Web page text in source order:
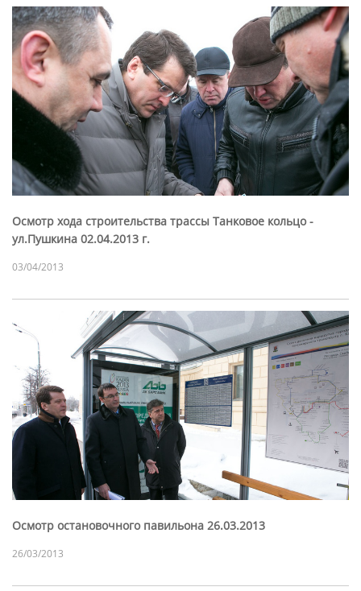
Осмотр хода строительства трассы Танковое кольцо -
ул.Пушкина 02.04.2013 г.
03/04/2013
Осмотр остановочного павильона 26.03.2013
26/03/2013